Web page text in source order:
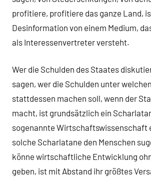
profitiere, profitiere das ganze Land,
Desinformation von einem Medium,
als Interessenvertreter versteht.
Wer die Schulden des Staates
sagen, wer die Schulden unter
stattdessen machen soll, wenn der
macht, ist grundsätzlich ein
sogenannte Wirtschaftswissenschaft
solche Scharlatane den Menschen
könne wirtschaftliche Entwicklung
geben, ist mit Abstand ihr größtes